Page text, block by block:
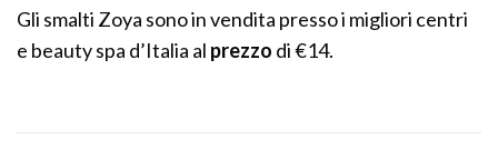
Gli smalti Zoya sono in vendita presso i migliori centri
e beauty spa d’Italia al prezzo di €14.